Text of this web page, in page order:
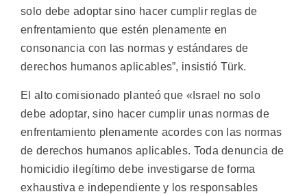
solo debe adoptar sino hacer cumplir reglas de
enfrentamiento que estén plenamente en
consonancia con las normas y estándares de
derechos humanos aplicables”, insistió Türk.
El alto comisionado planteó que «Israel no solo
debe adoptar, sino hacer cumplir unas normas de
enfrentamiento plenamente acordes con las normas
de derechos humanos aplicables. Toda denuncia de
homicidio ilegítimo debe investigarse de forma
exhaustiva e independiente y los responsables